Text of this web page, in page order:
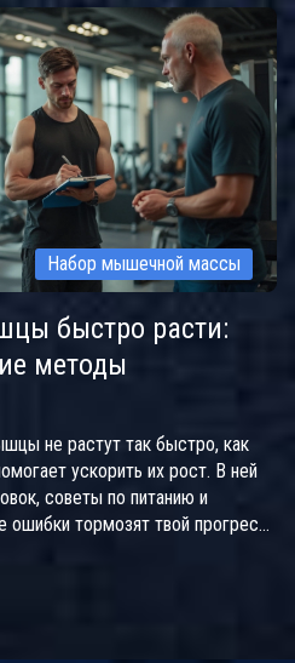
Набор мышечной массы
быстро расти:
методы
не растут так быстро, как
ускорить их рост. В ней
советы по питанию и
ошибки тормозят твой прогресс